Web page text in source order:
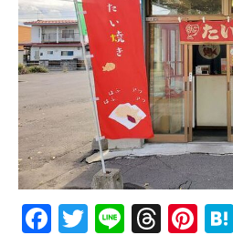
Facebook
Twitter
Line